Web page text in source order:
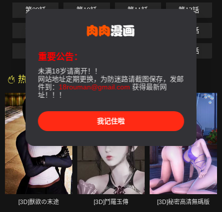
第09話 第10話 第11話 第12話
第14話 第15話 第16話
第17話 最終話
热门漫画
[3D]獸欲の末途 [3D]鬥羅玉傳 [3D]秘密高清無碼版
重要公告：
未满18岁请离开！！
网站地址定期更换，为防迷路请截图保存，发邮
件到： 18rouman@gmail.com 获得最新网
址！！！
我记住啦